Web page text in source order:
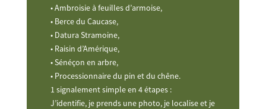
• Ambroisie à feuilles d’armoise,
• Berce du Caucase,
• Datura Stramoine,
• Raisin d’Amérique,
• Sénéçon en arbre,
• Processionnaire du pin et du chêne.
1 signalement simple en 4 étapes :
J’identifie, je prends une photo, je localise et je